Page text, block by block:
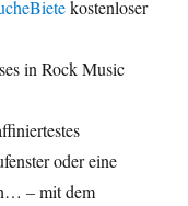
kostenloser
in Rock Music
oder eine
– mit dem